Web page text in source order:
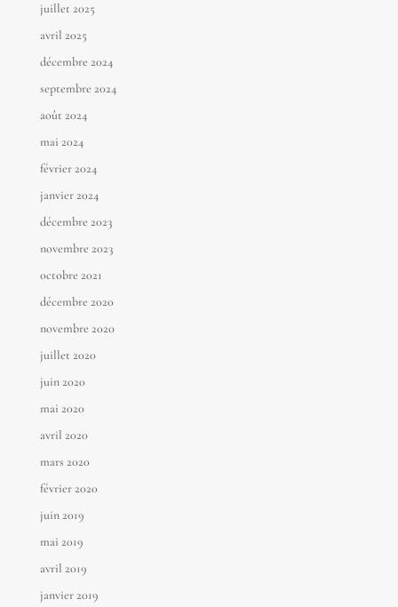
juillet 2025
avril 2025
décembre 2024
septembre 2024
août 2024
mai 2024
février 2024
janvier 2024
décembre 2023
novembre 2023
octobre 2021
décembre 2020
novembre 2020
juillet 2020
juin 2020
mai 2020
avril 2020
mars 2020
février 2020
juin 2019
mai 2019
avril 2019
janvier 2019